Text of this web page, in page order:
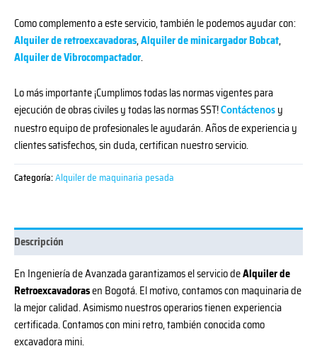
Como complemento a este servicio, también le podemos ayudar con:
Alquiler de retroexcavadoras,Alquiler de minicargador Bobcat,
Alquiler de Vibrocompactador.
Lo más importante ¡Cumplimos todas las normas vigentes para
ejecución de obras civiles y todas las normas SST! Contáctenos y
nuestro equipo de profesionales le ayudarán. Años de experiencia y
clientes satisfechos, sin duda, certifican nuestro servicio.
Categoría:Alquiler de maquinaria pesada
Descripción
En Ingeniería de Avanzada garantizamos el servicio deAlquiler de
Retroexcavadorasen Bogotá. El motivo, contamos con maquinaria de
la mejor calidad. Asimismo nuestros operarios tienen experiencia
certificada. Contamos con mini retro, también conocida como
excavadora mini.